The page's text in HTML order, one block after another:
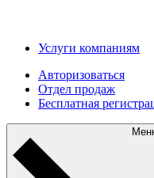
Услуги компаниям
Авторизоваться
Отдел продаж
Бесплатная